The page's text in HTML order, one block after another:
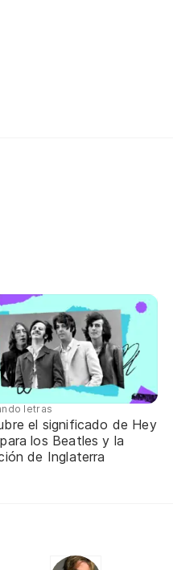
letras
el significado de Hey
los Beatles y la
de Inglaterra